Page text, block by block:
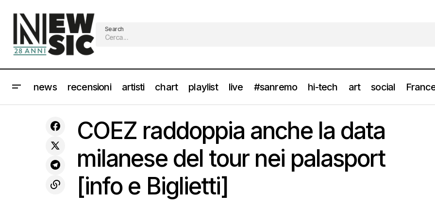
Search
news recensioni artisti chart playlist live #sanremo hi-tech art social
per “Piazza San Marco" il nuovo
COEZ raddoppia anche la data milanese del tour nei palasport
COEZ raddoppia anche la data
milanese del tour nei palasport
[info e Biglietti]